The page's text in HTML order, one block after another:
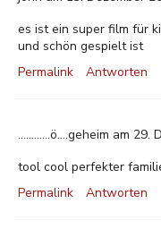
es ist ein super film für
und schön gespielt ist
Permalink
Antworten
............ö....geheim am
tool cool perfekter
Permalink
Antworten